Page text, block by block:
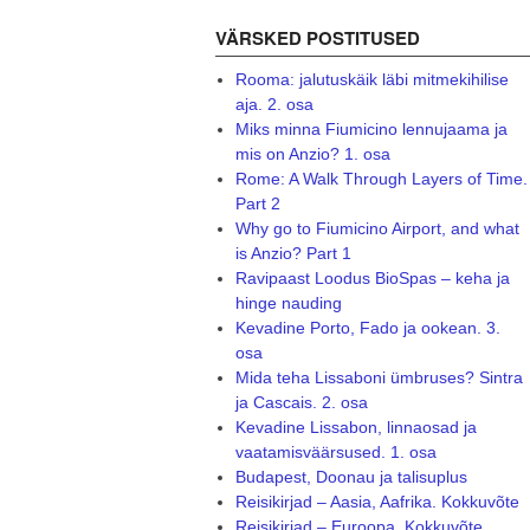
VÄRSKED POSTITUSED
Rooma: jalutuskäik läbi mitmekihilise
aja. 2. osa
Miks minna Fiumicino lennujaama ja
mis on Anzio? 1. osa
Rome: A Walk Through Layers of Time.
Part 2
Why go to Fiumicino Airport, and what
is Anzio? Part 1
Ravipaast Loodus BioSpas – keha ja
hinge nauding
Kevadine Porto, Fado ja ookean. 3.
osa
Mida teha Lissaboni ümbruses? Sintra
ja Cascais. 2. osa
Kevadine Lissabon, linnaosad ja
vaatamisväärsused. 1. osa
Budapest, Doonau ja talisuplus
Reisikirjad – Aasia, Aafrika. Kokkuvõte